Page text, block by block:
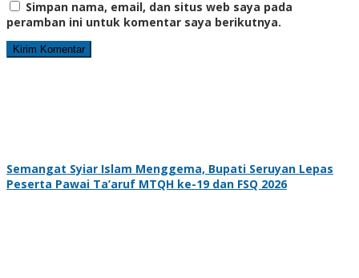
Simpan nama, email, dan situs web saya pada
peramban ini untuk komentar saya berikutnya.
Semangat Syiar Islam Menggema, Bupati Seruyan Lepas
Peserta Pawai Ta’aruf MTQH ke-19 dan FSQ 2026